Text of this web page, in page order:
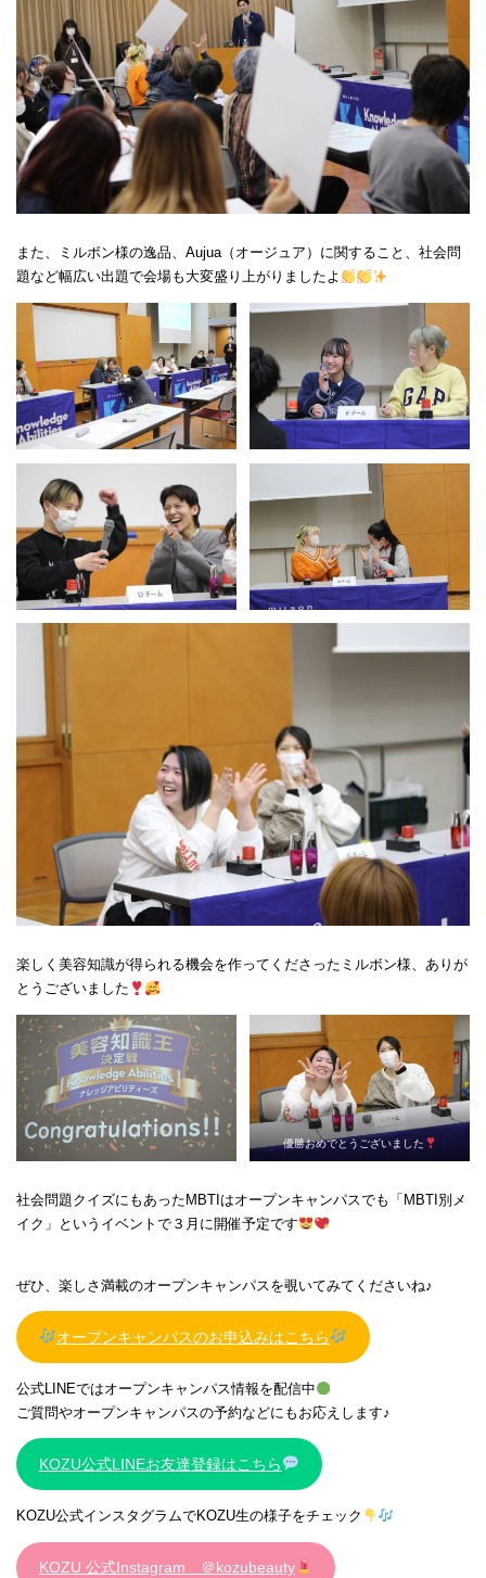
また、ミルボン様の逸品、Aujua（オージュア）に関すること、社会問
題など幅広い出題で会場も大変盛り上がりましたよ
楽しく美容知識が得られる機会を作ってくださったミルボン様、ありが
とうございました
優勝おめでとうございました
社会問題クイズにもあったMBTIはオープンキャンパスでも「MBTI別メ
イク」というイベントで３月に開催予定です
ぜひ、楽しさ満載のオープンキャンパスを覗いてみてくださいね♪
オープンキャンパスのお申込みはこちら
公式LINEではオープンキャンパス情報を配信中
ご質問やオープンキャンパスの予約などにもお応えします♪
KOZU公式LINEお友達登録はこちら
KOZU公式インスタグラムでKOZU生の様子をチェック
KOZU 公式Instagram ＠kozubeauty